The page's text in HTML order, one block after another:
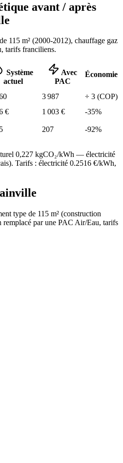
avant / après
115 m² (2000-2012), chauffage gaz
tarifs franciliens.
Système
actuel
Avec
PAC
Économie
3 987 ÷ 3 (COP)
€ 1 003 € -35%
207 -92%
0,227 kgCO₂/kWh — électricité
Tarifs : électricité 0.2516 €/kWh,
type de 115 m² (construction
remplacé par une PAC Air/Eau, tarifs